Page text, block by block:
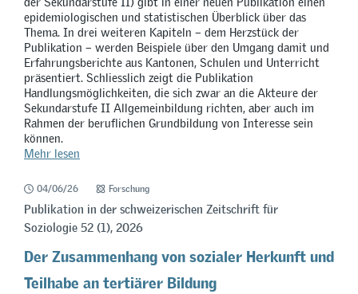
epidemiologischen und statistischen Überblick über das
Thema. In drei weiteren Kapiteln – dem Herzstück der
Publikation – werden Beispiele über den Umgang damit und
Erfahrungsberichte aus Kantonen, Schulen und Unterricht
präsentiert. Schliesslich zeigt die Publikation
Handlungsmöglichkeiten, die sich zwar an die Akteure der
Sekundarstufe II Allgemeinbildung richten, aber auch im
Rahmen der beruflichen Grundbildung von Interesse sein
können.
Mehr lesen
04/06/26 Forschung
Publikation in der schweizerischen Zeitschrift für
Soziologie 52 (1), 2026
Der Zusammenhang von sozialer Herkunft und
Teilhabe an tertiärer Bildung